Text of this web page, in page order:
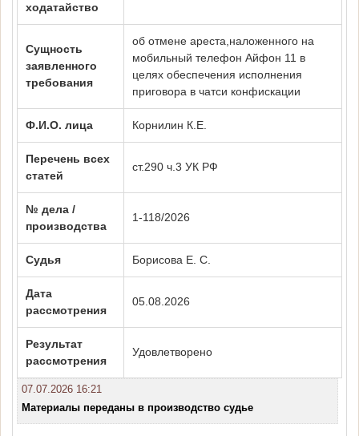
ходатайство
Сущность
заявленного
требования
об отмене ареста,наложенного на
мобильный телефон Айфон 11 в
целях обеспечения исполнения
приговора в чатси конфискации
Ф.И.О. лица Корнилин К.Е.
Перечень всех
статей
ст.290 ч.3 УК РФ
№ дела /
производства
1-118/2026
Судья Борисова Е. С.
Дата
рассмотрения
05.08.2026
Результат
рассмотрения
Удовлетворено
07.07.2026 16:21
Материалы переданы в производство судье